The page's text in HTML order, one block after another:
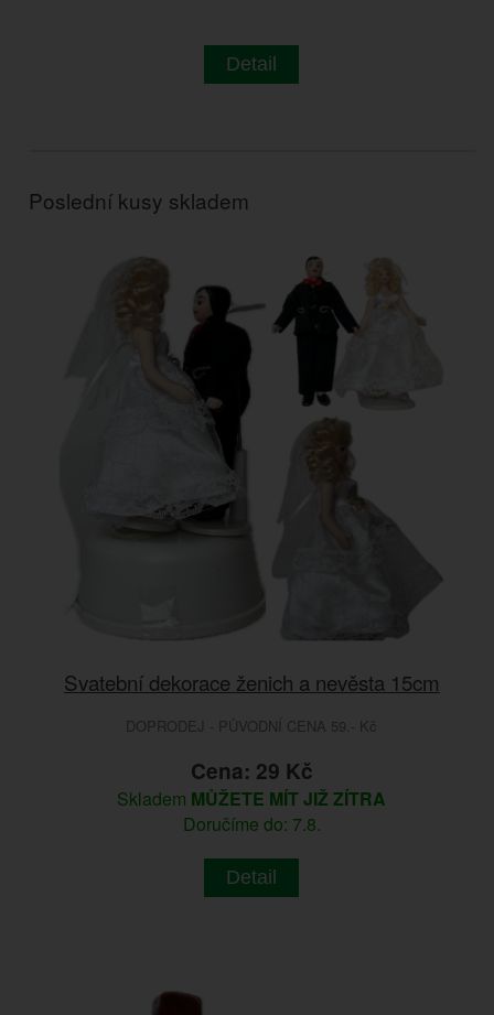
Detail
Poslední kusy skladem
Svatební dekorace ženich a nevěsta 15cm
DOPRODEJ - PŮVODNÍ CENA 59.- Kč
Cena: 29 Kč
Skladem MŮŽETE MÍT JIŽ ZÍTRA
Doručíme do: 7.8.
Detail